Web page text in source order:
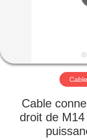
DE
NOUS
VISITE
D'USINE
Cable
droit de